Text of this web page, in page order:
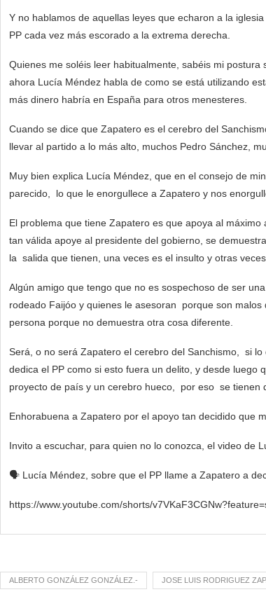
Y no hablamos de aquellas leyes que echaron a la
PP cada vez más escorado a la extrema derecha.
Quienes me soléis leer habitualmente, sabéis mi
ahora Lucía Méndez habla de como se está utilizando
más dinero habría en España para otros menesteres.
Cuando se dice que Zapatero es el cerebro del
llevar al partido a lo más alto, muchos Pedro Sánchez,
Muy bien explica Lucía Méndez, que en el consejo de
parecido, lo que le enorgullece a Zapatero y nos
El problema que tiene Zapatero es que apoya al
tan válida apoye al presidente del gobierno, se
la salida que tienen, una veces es el insulto y otras
Algún amigo que tengo que no es sospechoso de ser
rodeado Faijóo y quienes le asesoran porque son
persona porque no demuestra otra cosa diferente.
Será, o no será Zapatero el cerebro del Sanchismo, si
dedica el PP como si esto fuera un delito, y desde luego
proyecto de país y un cerebro hueco, por eso se tienen
Enhorabuena a Zapatero por el apoyo tan decidido que
Invito a escuchar, para quien no lo conozca, el video de
🗣️ Lucía Méndez, sobre que el PP llame a Zapatero a
https://www.youtube.com/shorts/
ALBERTO GONZÁLEZ GONZÁLEZ.- JOSE LUIS RODRIGUEZ